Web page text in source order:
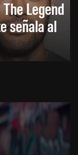
Legend
señala al